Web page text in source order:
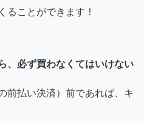
ることができます！
、必ず買わなくてはいけない
前払い決済）前であれば、キ